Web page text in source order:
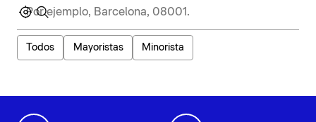
Todos Mayoristas Minorista